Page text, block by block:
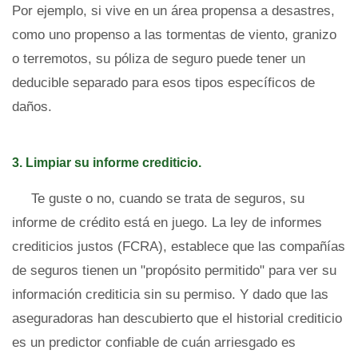
Por ejemplo, si vive en un área propensa a desastres,
como uno propenso a las tormentas de viento, granizo
o terremotos, su póliza de seguro puede tener un
deducible separado para esos tipos específicos de
daños.
3. Limpiar su informe crediticio.
Te guste o no, cuando se trata de seguros, su
informe de crédito está en juego. La ley de informes
crediticios justos (FCRA), establece que las compañías
de seguros tienen un "propósito permitido" para ver su
información crediticia sin su permiso. Y dado que las
aseguradoras han descubierto que el historial crediticio
es un predictor confiable de cuán arriesgado es